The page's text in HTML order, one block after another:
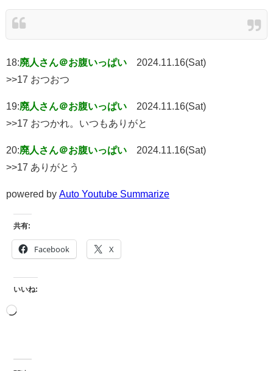
18:廃人さん＠お腹いっぱい
2024.11.16(Sat)
>>17 おつおつ
19:廃人さん＠お腹いっぱい
2024.11.16(Sat)
>>17 おつかれ。いつもありがと
20:廃人さん＠お腹いっぱい
2024.11.16(Sat)
>>17 ありがとう
powered by Auto Youtube Summarize
共有:
Facebook X
いいね: